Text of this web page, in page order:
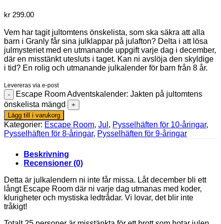
kr 299.00
Vem har tagit jultomtens önskelista, som ska säkra att alla
barn i Granly får sina julklappar på julafton? Delta i att lösa
julmysteriet med en utmanande uppgift varje dag i december,
där en misstänkt utesluts i taget. Kan ni avslöja den skyldige
i tid? En rolig och utmanande julkalender för barn från 8 år.
Levereras via e-post
Escape Room Adventskalender: Jakten på jultomtens
önskelista mängd
Lägg till i varukorg
Kategorier: Escape Room, Jul , Pysselhäften för 10-åringar,
Pysselhäften för 8-åringar, Pysselhäften för 9-åringar
Beskrivning
Recensioner (0)
Detta är julkalendern ni inte får missa. Låt december bli ett
långt Escape Room där ni varje dag utmanas med koder,
klurigheter och mystiska ledtrådar. Vi lovar, det blir inte
tråkigt!